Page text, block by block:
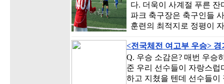
다. 더욱이 사계절 푸른
파크 축구장은 축구인들
훈련의 최적지로 정평이
<전국체전 여고부 우승>
Q. 우승 소감은? 매번 우승
준 우리 선수들이 자랑스
하고 지쳤을 텐데 선수들이